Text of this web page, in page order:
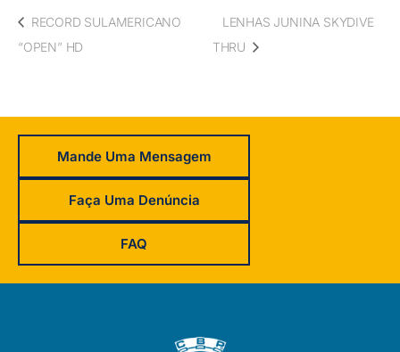
RECORD SULAMERICANO
“OPEN” HD
LENHAS JUNINA SKYDIVE
THRU
Mande Uma Mensagem
Faça Uma Denúncia
FAQ